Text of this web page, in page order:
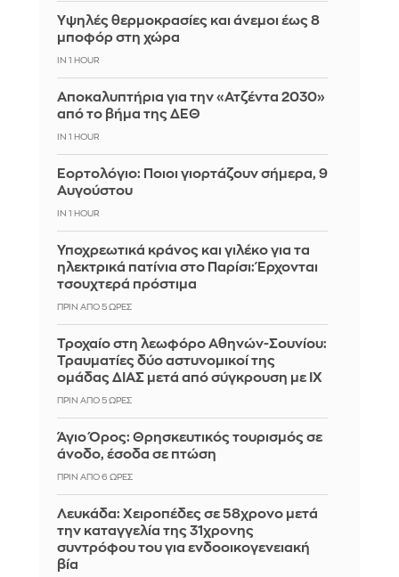
Υψηλές θερμοκρασίες και άνεμοι έως 8
μποφόρ στη χώρα
IN 1 HOUR
Αποκαλυπτήρια για την «Ατζέντα 2030»
από το βήμα της ΔΕΘ
IN 1 HOUR
Εορτολόγιο: Ποιοι γιορτάζουν σήμερα, 9
Αυγούστου
IN 1 HOUR
Υποχρεωτικά κράνος και γιλέκο για τα
ηλεκτρικά πατίνια στο Παρίσι: Έρχονται
τσουχτερά πρόστιμα
ΠΡΙΝ ΑΠΌ 5 ΏΡΕΣ
Τροχαίο στη λεωφόρο Αθηνών-Σουνίου:
Τραυματίες δύο αστυνομικοί της
ομάδας ΔΙΑΣ μετά από σύγκρουση με ΙΧ
ΠΡΙΝ ΑΠΌ 5 ΏΡΕΣ
Άγιο Όρος: Θρησκευτικός τουρισμός σε
άνοδο, έσοδα σε πτώση
ΠΡΙΝ ΑΠΌ 6 ΏΡΕΣ
Λευκάδα: Χειροπέδες σε 58χρονο μετά
την καταγγελία της 31χρονης
συντρόφου του για ενδοοικογενειακή
βία